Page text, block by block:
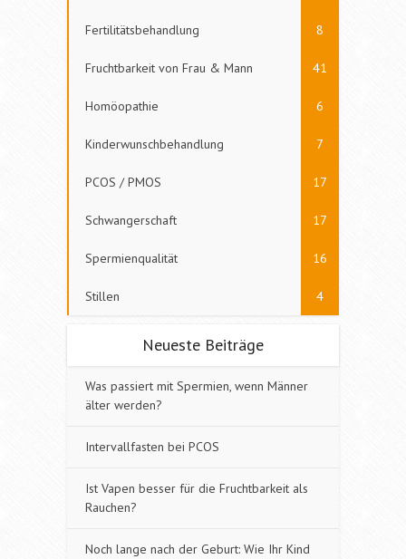
Fertilitätsbehandlung 8
Fruchtbarkeit von Frau & Mann 41
Homöopathie 6
Kinderwunschbehandlung 7
PCOS / PMOS 17
Schwangerschaft 17
Spermienqualität 16
Stillen 4
Neueste Beiträge
Was passiert mit Spermien, wenn Männer
älter werden?
Intervallfasten bei PCOS
Ist Vapen besser für die Fruchtbarkeit als
Rauchen?
Noch lange nach der Geburt: Wie Ihr Kind